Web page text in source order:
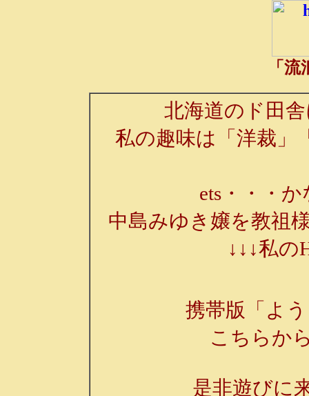
「
北海道のド田
私の趣味は「洋裁」
ets・・・
中島みゆき嬢を教祖
↓↓↓私の
携帯版「よ
こちらか
是非遊びに